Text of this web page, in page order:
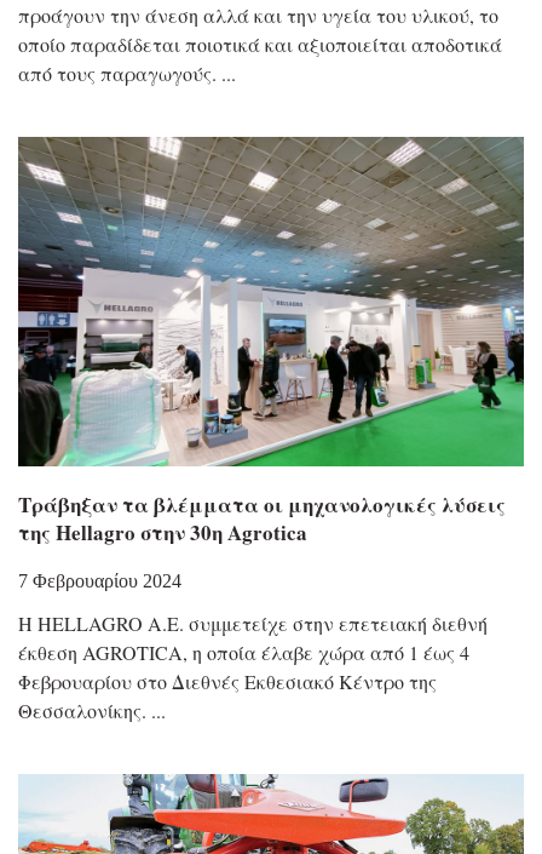
προάγουν την άνεση αλλά και την υγεία του υλικού, το
οποίο παραδίδεται ποιοτικά και αξιοποιείται αποδοτικά
από τους παραγωγούς.
Τράβηξαν τα βλέμματα οι μηχανολογικές λύσεις
της Hellagro στην 30η Agrotica
7 Φεβρουαρίου 2024
Η HELLAGRO Α.Ε. συμμετείχε στην επετειακή διεθνή
έκθεση AGROTICA, η οποία έλαβε χώρα από 1 έως 4
Φεβρουαρίου στο Διεθνές Εκθεσιακό Κέντρο της
Θεσσαλονίκης.